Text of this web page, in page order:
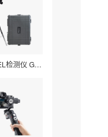
检测仪 G50